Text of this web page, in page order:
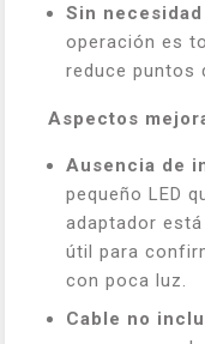
Sin
operación es
reduce puntos
Aspectos
Ausencia de
pequeño LED
adaptador
útil para
con poca luz.
Cable no